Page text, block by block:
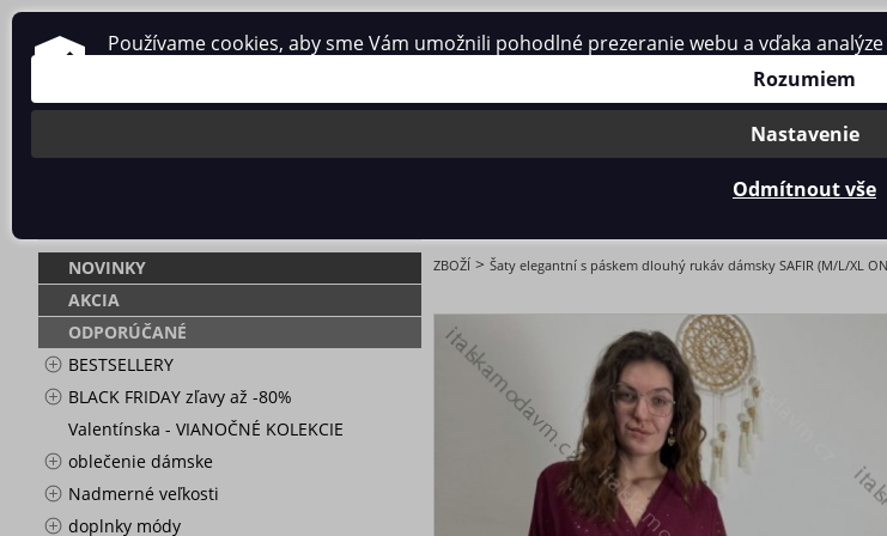
O nás Obchodné podmienky Ochrana osobných údajov Kontakt
NOVINKY
AKCIA
ODPORÚČANÉ
BESTSELLERY
BLACK FRIDAY zľavy až -80%
Valentínska - VIANOČNÉ KOLEKCIE
oblečenie dámske
Nadmerné veľkosti
doplnky módy
ZBOŽÍ > Šaty elegantní s páskem dlouhý rukáv dámsky SAFIR (M/L/XL
Používame cookies, aby sme Vám umožnili pohodlné prezeranie webu a vďaka
Rozumiem
Nastavenie
Odmítnout vše